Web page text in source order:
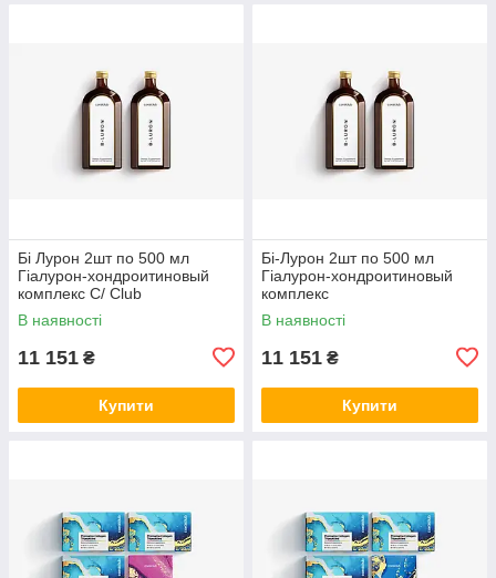
Бі Лурон 2шт по 500 мл
Гіалурон-хондроитиновый
комплекс С/ Club
В наявності
11 151 ₴
Купити
Бі-Лурон 2шт по 500 мл
Гіалурон-хондроитиновый
комплекс
В наявності
11 151 ₴
Купити